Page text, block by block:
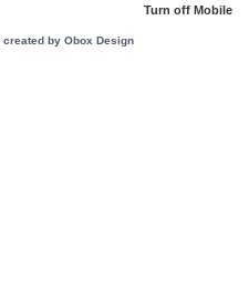
Turn off Mobile
created by Obox Design